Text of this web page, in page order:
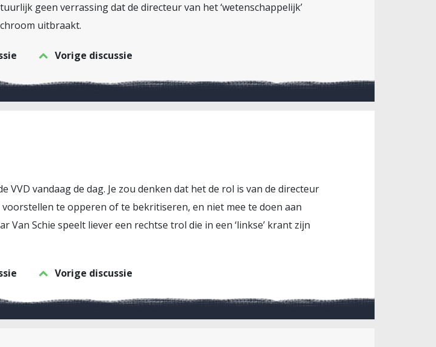
geen verrassing dat de directeur van het ‘wetenschappelijk’
uitbraakt.
Vorige discussie
vandaag de dag. Je zou denken dat het de rol is van de directeur
te opperen of te bekritiseren, en niet mee te doen aan
Schie speelt liever een rechtse trol die in een ‘linkse’ krant zijn
Vorige discussie